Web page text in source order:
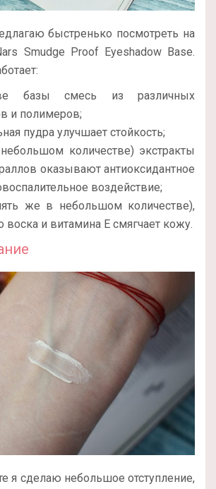
быстренько посмотреть на
Smudge Proof Eyeshadow Base.
базы смесь из различных
и полимеров;
пудра улучшает стойкость;
количестве) экстракты
оказывают антиоксидантное
воздействие;
же в небольшом количестве),
воска и витамина Е смягчает кожу.
я сделаю небольшое отступление,